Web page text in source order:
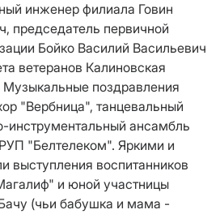
инженер филиала Говин
председатель первичной
Бойко Василий Васильевич
ветеранов Калиновская
поздравления
"Вербница", танцевальный
инструментальный ансамбль
"Белтелеком". Яркими и
выступления воспитанников
и юной участницы
(чьи бабушка и мама -